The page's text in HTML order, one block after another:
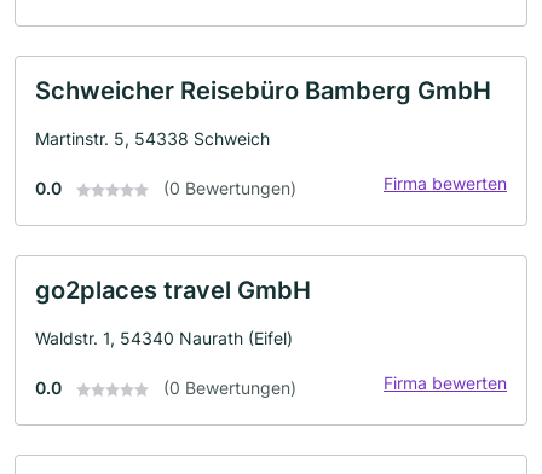
Schweicher Reisebüro Bamberg GmbH
Martinstr. 5, 54338 Schweich
0.0 (0 Bewertungen) Firma bewerten
go2places travel GmbH
Waldstr. 1, 54340 Naurath (Eifel)
0.0 (0 Bewertungen) Firma bewerten